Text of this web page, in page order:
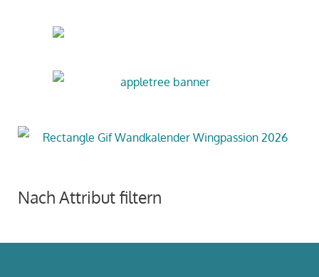
Nach Attribut filtern